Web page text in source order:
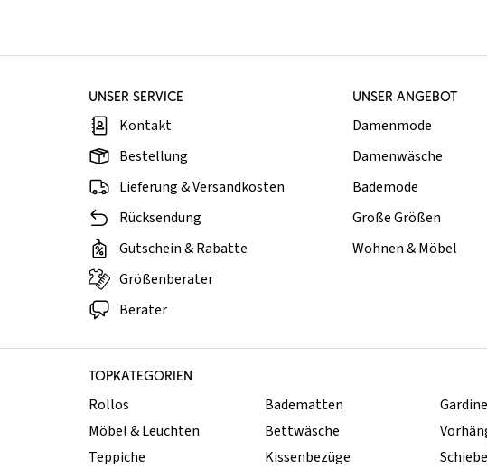
UNSER SERVICE
Kontakt
Bestellung
Lieferung & Versandkosten
Rücksendung
Gutschein & Rabatte
Größenberater
Berater
UNSER ANGEBOT
Damenmode
Damenwäsche
Bademode
Große Größen
Wohnen & Möbel
TOPKATEGORIEN
Rollos
Möbel & Leuchten
Teppiche
Badematten
Bettwäsche
Kissenbezüge